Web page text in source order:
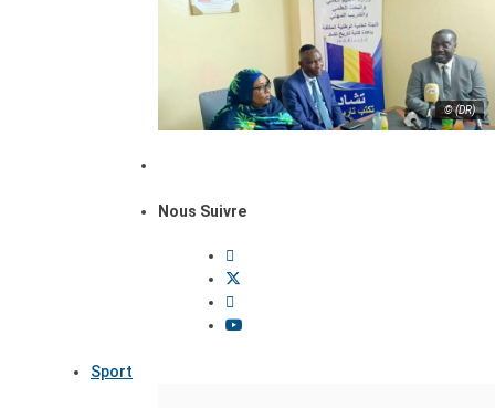
© (DR)
Nous Suivre
Sport